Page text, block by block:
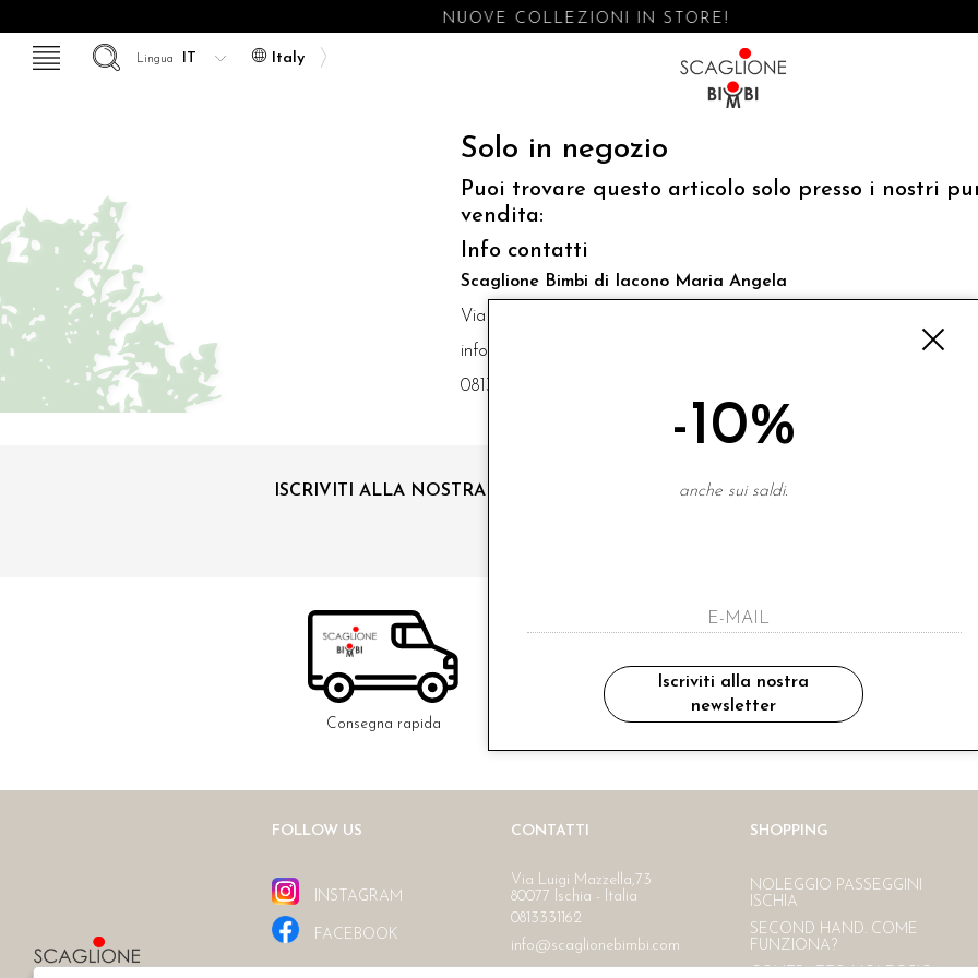
NUOVE COLLEZIONI IN STORE!
Italy
Lingua
Solo in negozio
Puoi trovare questo articolo solo presso i nostri
vendita:
Info contatti
Scaglione Bimbi di Iacono Maria Angela
Via Luigi Mazzella,73 80077 Ischia
info@scaglionebimbi.com
0813331162
ISCRIVITI ALLA NOSTRA NEWSLETTER
ho letto ed accettato le condizioni sulla
Consegna rapida Ritiro in negozio
Consegna gratuita in Italia
FOLLOW US
INSTAGRAM
FACEBOOK
CONTATTI
Via Luigi Mazzella,73
80077 Ischia - Italia
0813331162
info@scaglionebimbi.com
SHOPPING
NOLEGGIO PASSEGGINI
ISCHIA
SECOND HAND. COME
FUNZIONA?
-10%
anche sui saldi.
Iscriviti alla nostra
newsletter